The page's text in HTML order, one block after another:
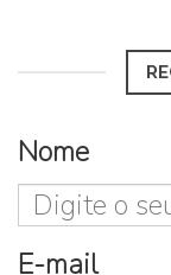
Nome
E-mail